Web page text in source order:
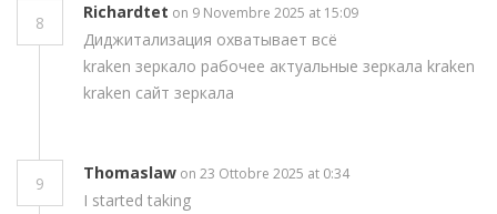
8
Richardtet on 9 Novembre 2025 at 15:09
Диджитализация охватывает всё
kraken зеркало рабочее актуальные зеркала kraken
kraken сайт зеркала
9
Thomaslaw on 23 Ottobre 2025 at 0:34
I started taking